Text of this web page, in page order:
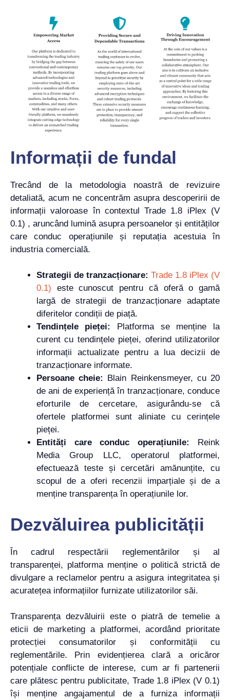
Informații de fundal
Trecând de la metodologia noastră de revizuire
detaliată, acum ne concentrăm asupra descoperirii de
informații valoroase în contextul Trade 1.8 iPlex (V
0.1) , aruncând lumină asupra persoanelor și entităților
care conduc operațiunile și reputația acestuia în
industria comercială.
Strategii de tranzacționare: Trade 1.8 iPlex (V
0.1) este cunoscut pentru că oferă o gamă
largă de strategii de tranzacționare adaptate
diferitelor condiții de piață.
Tendințele pieței:
Platforma se menține la
curent cu tendințele pieței, oferind utilizatorilor
informații actualizate pentru a lua decizii de
tranzacționare informate.
Persoane cheie:
Blain Reinkensmeyer, cu 20
de ani de experiență în tranzacționare, conduce
eforturile de cercetare, asigurându-se că
ofertele platformei sunt aliniate cu cerințele
pieței.
Entități care conduc operațiunile:
Reink
Media Group LLC, operatorul platformei,
efectuează teste și cercetări amănunțite, cu
scopul de a oferi recenzii imparțiale și de a
menține transparența în operațiunile lor.
Dezvăluirea publicității
În cadrul respectării reglementărilor și al
transparenței, platforma menține o politică strictă de
divulgare a reclamelor pentru a asigura integritatea și
acuratețea informațiilor furnizate utilizatorilor săi.
Transparența dezvăluirii este o piatră de temelie a
eticii de marketing a platformei, acordând prioritate
protecției consumatorilor și conformității cu
reglementările. Prin evidențierea clară a oricăror
potențiale conflicte de interese, cum ar fi partenerii
care plătesc pentru publicitate, Trade 1.8 iPlex (V 0.1)
își menține angajamentul de a furniza informații